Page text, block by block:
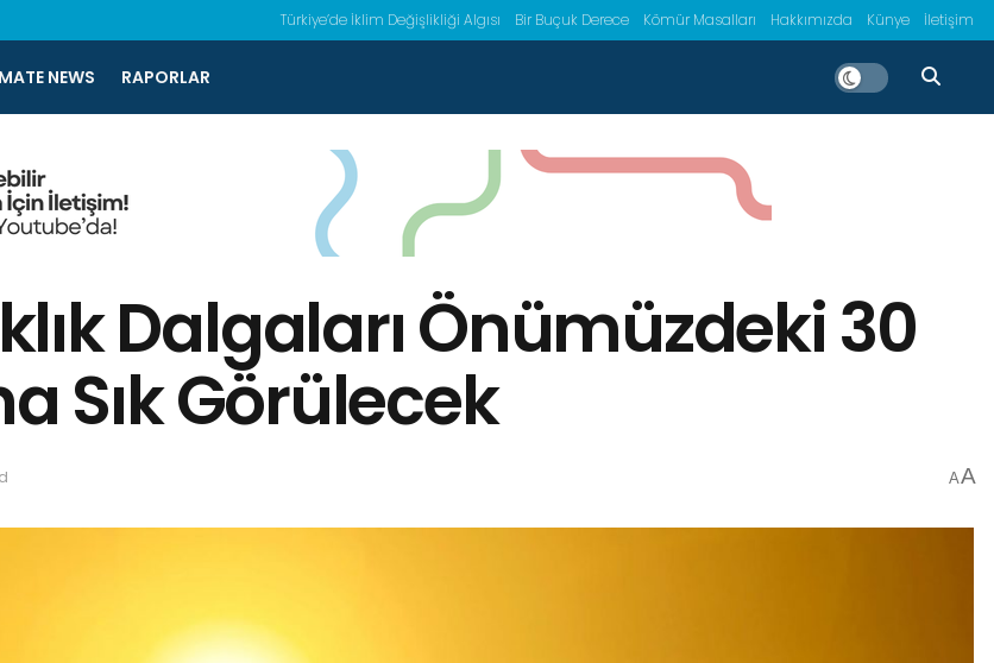
Türkiye’de İklim Değişlikliği Algısı Bir Buçuk Derece Kömür Masalları Hakkımızda Künye İletişim
NEWS RAPORLAR
Dalgaları Önümüzdeki 30
Sık Görülecek
AA